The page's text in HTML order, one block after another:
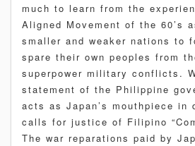
much to learn from the
Aligned Movement of the 60’s
smaller and weaker nations to
spare their own peoples from
superpower military conflicts.
statement of the Philippine
acts as Japan’s mouthpiece in
calls for justice of Filipino
The war reparations paid by